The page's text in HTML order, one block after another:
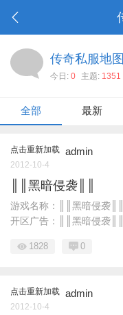
传奇私服地图
今日: 0 主题: 1351
全部 最新
点击重新加载 admin
2012-10-4
║║黑暗侵袭║║
游戏名称：║║黑暗侵袭
开区广告：║║黑暗侵袭║║
1828 0
点击重新加载 admin
2012-10-4